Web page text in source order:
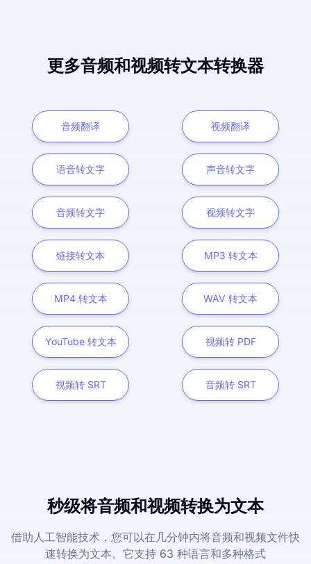
更多音频和视频转文本转换器
音频翻译 视频翻译
语音转文字 声音转文字
音频转文字 视频转文字
链接转文本 MP3 转文本
MP4 转文本 WAV 转文本
YouTube 转文本 视频转 PDF
视频转 SRT 音频转 SRT
秒级将音频和视频转换为文本
借助人工智能技术，您可以在几分钟内将音频和视频文件快
速转换为文本。它支持 63 种语言和多种格式